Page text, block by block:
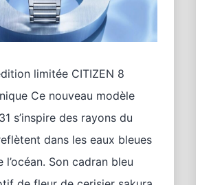
limitée CITIZEN 8
Ce nouveau modèle
s’inspire des rayons du
dans les eaux bleues
l’océan. Son cadran bleu